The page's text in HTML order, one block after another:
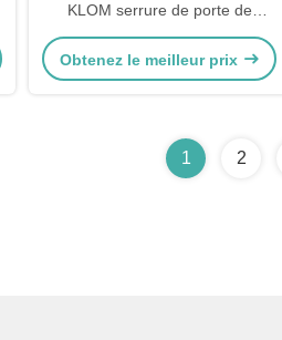
KLOM serrure de porte de
voiture choisit 2pcs sélection de
jeu
Obtenez le meilleur prix
1 2